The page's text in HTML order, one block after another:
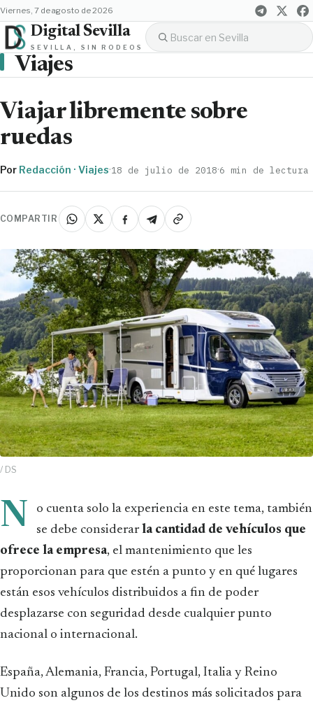
viernes, 7 de agosto de 2026
Digital Sevilla
SEVILLA, SIN RODEOS
Viajes
Viajar libremente sobre
ruedas
Por Redacción · Viajes·18 de julio de 2018·6 min de lectura
COMPARTIR
/ DS
N
o cuenta solo la experiencia en este tema, también
se debe considerar la cantidad de vehículos que
ofrece la empresa, el mantenimiento que les
proporcionan para que estén a punto y en qué lugares
están esos vehículos distribuidos a fin de poder
desplazarse con seguridad desde cualquier punto
nacional o internacional.
España, Alemania, Francia, Portugal, Italia y Reino
Unido son algunos de los destinos más solicitados para